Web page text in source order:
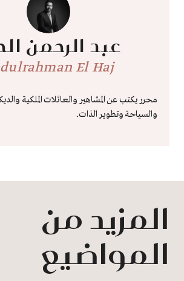
عبد الرحمن
El Haj
محرر يكتب عن المشاهير والعائلات الملكية
والسياحة وتطوير الذات.
المزيد من
المواضيع